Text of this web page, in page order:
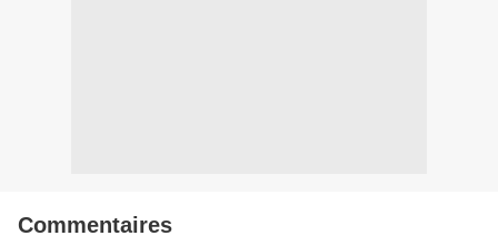
Commentaires